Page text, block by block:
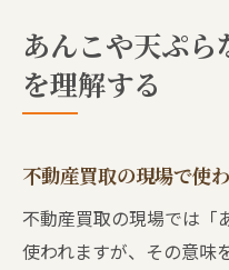
あんこや天ぷ
を理解する
不動産買取の現場で使
不動産買取の現場では「
使われますが、その意味